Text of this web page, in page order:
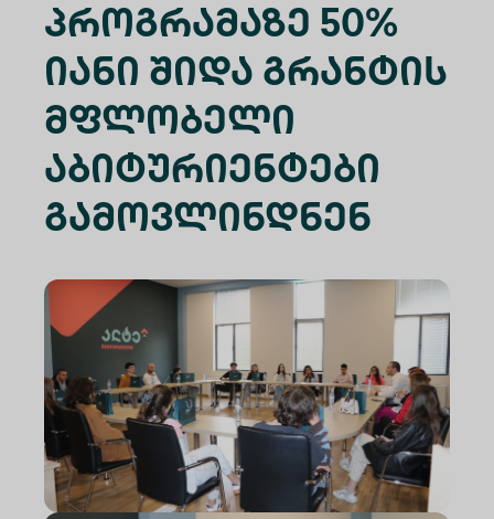
Პროგრამაზე 50%
Იანი Შიდა Გრანტის
Მფლობელი
Აბიტურიენტები
Გამოვლინდნენ